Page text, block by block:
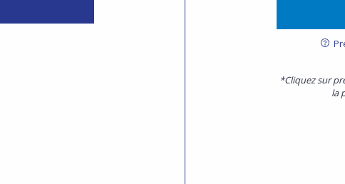
*Cliquez sur
la